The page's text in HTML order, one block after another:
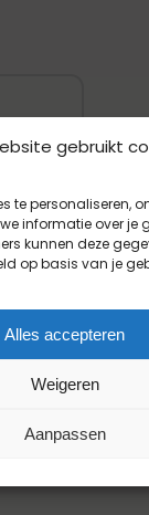
gebruikt
te personaliseren,
informatie over
kunnen deze
op basis van je
Alles accepteren
Weigeren
Aanpassen
€ 2,80.